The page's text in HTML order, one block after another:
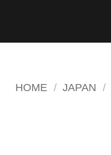
HOME / JAPAN /